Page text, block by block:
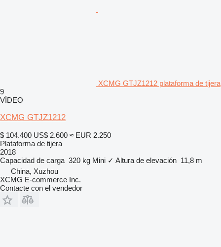
XCMG GTJZ1212 plataforma de tijera
9
VÍDEO
XCMG GTJZ1212
$ 104.400 US$ 2.600 ≈ EUR 2.250
Plataforma de tijera
2018
Capacidad de carga 320 kg Mini ✓ Altura de elevación 11,8 m
China, Xuzhou
XCMG E-commerce Inc.
Contacte con el vendedor